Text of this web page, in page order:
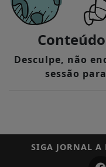
Desculpe, não
sessão
SIGA JORNAL A